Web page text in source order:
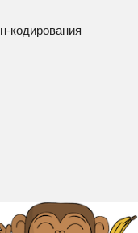
кодирования